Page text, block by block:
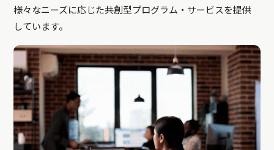
様々なニーズに応じた共創型プログラム・サービスを提供
しています。